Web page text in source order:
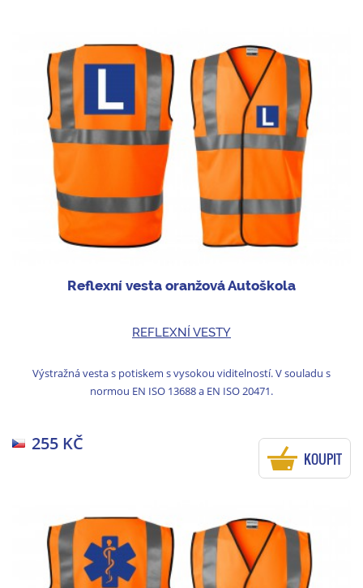
Reflexní vesta oranžová Autoškola
REFLEXNÍ VESTY
Výstražná vesta s potiskem s vysokou viditelností. V souladu s
normou EN ISO 13688 a EN ISO 20471.
255 KČ
KOUPIT